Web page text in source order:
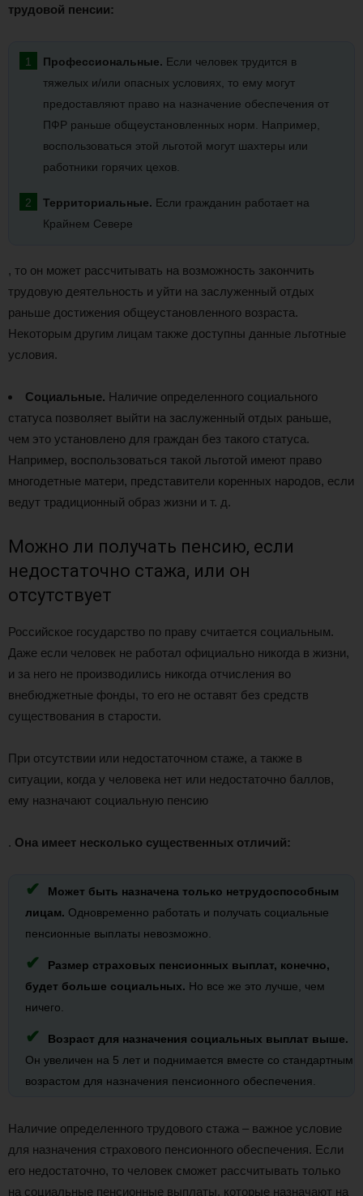
трудовой пенсии:
Профессиональные. Если человек трудится в
тяжелых и/или опасных условиях, то ему могут
предоставляют право на назначение обеспечения от
ПФР раньше общеустановленных норм. Например,
воспользоваться этой льготой могут шахтеры или
работники горячих цехов.
Территориальные. Если гражданин работает на
Крайнем Севере
, то он может рассчитывать на возможность закончить
трудовую деятельность и уйти на заслуженный отдых
раньше достижения общеустановленного возраста.
Некоторым другим лицам также доступны данные льготные
условия.
Социальные. Наличие определенного социального
статуса позволяет выйти на заслуженный отдых раньше,
чем это установлено для граждан без такого статуса.
Например, воспользоваться такой льготой имеют право
многодетные матери, представители коренных народов, если
ведут традиционный образ жизни и т. д.
Можно ли получать пенсию, если
недостаточно стажа, или он
отсутствует
Российское государство по праву считается социальным.
Даже если человек не работал официально никогда в жизни,
и за него не производились никогда отчисления во
внебюджетные фонды, то его не оставят без средств
существования в старости.
При отсутствии или недостаточном стаже, а также в
ситуации, когда у человека нет или недостаточно баллов,
ему назначают социальную пенсию
. Она имеет несколько существенных отличий:
Может быть назначена только нетрудоспособным
лицам. Одновременно работать и получать социальные
пенсионные выплаты невозможно.
Размер страховых пенсионных выплат, конечно,
будет больше социальных. Но все же это лучше, чем
ничего.
Возраст для назначения социальных выплат выше.
Он увеличен на 5 лет и поднимается вместе со стандартным
возрастом для назначения пенсионного обеспечения.
Наличие определенного трудового стажа – важное условие
для назначения страхового пенсионного обеспечения. Если
его недостаточно, то человек сможет рассчитывать только
на социальные пенсионные выплаты, которые назначают на